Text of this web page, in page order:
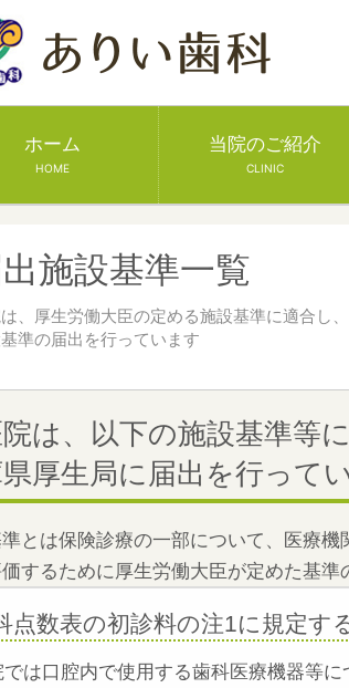
ホーム
HOME
当院のご紹介
CLINIC
施設基準一覧
、厚生労働大臣の定める施設基準に適合し、
準の届出を行っています
は、以下の施設基準等
厚生局に届出を行ってい
とは保険診療の一部について、医療
するために厚生労働大臣が定めた基準
点数表の初診料の注1に規定す
では口腔内で使用する歯科医療機器等